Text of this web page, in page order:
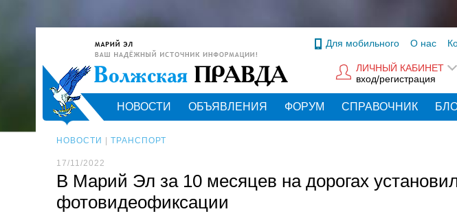
Для мобильного О нас
ЛИЧНЫЙ КАБИНЕТ
вход/регистрация
НОВОСТИ ОБЪЯВЛЕНИЯ ФОРУМ СПРАВОЧНИК
НОВОСТИ ТРАНСПОРТ
17/11/2022
В Марий Эл за 10 месяцев на дорогах
фотовидеофиксации